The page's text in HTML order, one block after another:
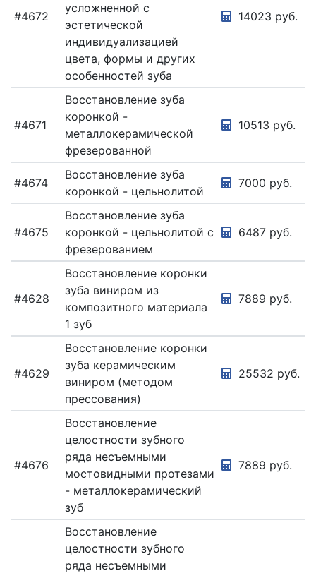
#4672
усложненной с
эстетической
индивидуализацией
цвета, формы и других
особенностей зуба
14023 руб.
#4671
Восстановление зуба
коронкой -
металлокерамической
фрезерованной
10513 руб.
#4674
Восстановление зуба
коронкой - цельнолитой
7000 руб.
#4675
Восстановление зуба
коронкой - цельнолитой с
фрезерованием
6487 руб.
#4628
Восстановление коронки
зуба виниром из
композитного материала
1 зуб
7889 руб.
#4629
Восстановление коронки
зуба керамическим
виниром (методом
прессования)
25532 руб.
#4676
Восстановление
целостности зубного
ряда несъемными
мостовидными протезами
- металлокерамический
зуб
7889 руб.
Восстановление
целостности зубного
ряда несъемными